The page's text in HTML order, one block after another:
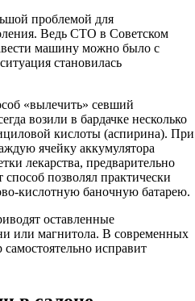
проблемой для
Ведь СТО в Советском
машину можно было с
становилась
«вылечить» севший
возили в бардачке несколько
кислоты (аспирина). При
ячейку аккумулятора
лекарства, предварительно
позволял практически
кислотную баночную батарею.
оставленные
или магнитола. В современных
исправит